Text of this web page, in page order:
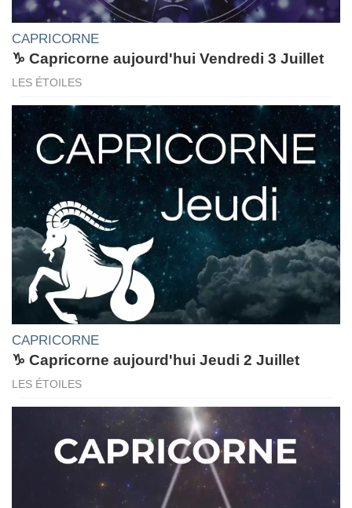
CAPRICORNE
♑ Capricorne aujourd'hui Vendredi 3 Juillet
LES ÉTOILES
CAPRICORNE
♑ Capricorne aujourd'hui Jeudi 2 Juillet
LES ÉTOILES